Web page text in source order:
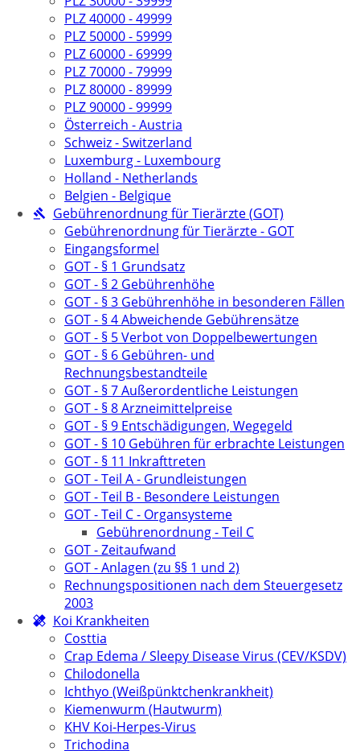
PLZ 40000 - 49999
PLZ 50000 - 59999
PLZ 60000 - 69999
PLZ 70000 - 79999
PLZ 80000 - 89999
PLZ 90000 - 99999
Österreich - Austria
Schweiz - Switzerland
Luxemburg - Luxembourg
Holland - Netherlands
Belgien - Belgique
Gebührenordnung für Tierärzte (GOT)
Gebührenordnung für Tierärzte - GOT
Eingangsformel
GOT - § 1 Grundsatz
GOT - § 2 Gebührenhöhe
GOT - § 3 Gebührenhöhe in besonderen Fällen
GOT - § 4 Abweichende Gebührensätze
GOT - § 5 Verbot von Doppelbewertungen
GOT - § 6 Gebühren- und
Rechnungsbestandteile
GOT - § 7 Außerordentliche Leistungen
GOT - § 8 Arzneimittelpreise
GOT - § 9 Entschädigungen, Wegegeld
GOT - § 10 Gebühren für erbrachte Leistungen
GOT - § 11 Inkrafttreten
GOT - Teil A - Grundleistungen
GOT - Teil B - Besondere Leistungen
GOT - Teil C - Organsysteme
Gebührenordnung - Teil C
GOT - Zeitaufwand
GOT - Anlagen (zu §§ 1 und 2)
Rechnungspositionen nach dem Steuergesetz
2003
Koi Krankheiten
Costtia
Crap Edema / Sleepy Disease Virus (CEV/KSDV)
Chilodonella
Ichthyo (Weißpünktchenkrankheit)
Kiemenwurm (Hautwurm)
KHV Koi-Herpes-Virus
Trichodina